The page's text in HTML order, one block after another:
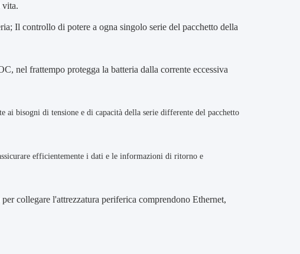
vita.
Il controllo di potere a ogna singolo serie del pacchetto della
nel frattempo protegga la batteria dalla corrente eccessiva
ai bisogni di tensione e di capacità della serie differente del pacchetto
efficientemente i dati e le informazioni di ritorno e
collegare l'attrezzatura periferica comprendono Ethernet,